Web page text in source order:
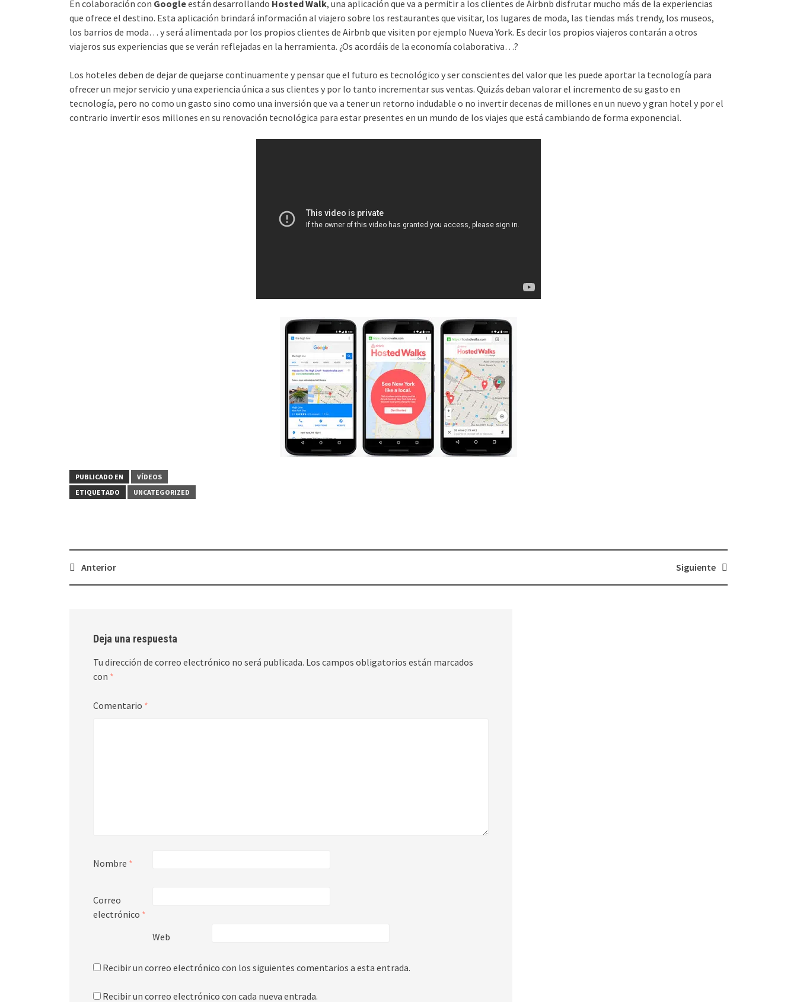
En colaboración con Googleestán desarrollando Hosted Walk, una aplicación que va a permitir a los clientes de Airbnb disfrutar mucho más de la experiencias
que ofrece el destino. Esta aplicación brindará información al viajero sobre los restaurantes que visitar, los lugares de moda, las tiendas más trendy, los museos,
los barrios de moda… y será alimentada por los propios clientes de Airbnb que visiten por ejemplo Nueva York. Es decir los propios viajeros contarán a otros
viajeros sus experiencias que se verán reflejadas en la herramienta. ¿Os acordáis de la economía colaborativa…?
Los hoteles deben de dejar de quejarse continuamente y pensar que el futuro es tecnológico y ser conscientes del valor que les puede aportar la tecnología para
ofrecer un mejor servicio y una experiencia única a sus clientes y por lo tanto incrementar sus ventas. Quizás deban valorar el incremento de su gasto en
tecnología, pero no como un gasto sino como una inversión que va a tener un retorno indudable o no invertir decenas de millones en un nuevo y gran hotel y por el
contrario invertir esos millones en su renovación tecnológica para estar presentes en un mundo de los viajes que está cambiando de forma exponencial.
PUBLICADO EN
VÍDEOS
ETIQUETADO
UNCATEGORIZED
Navegación
de
Anterior Siguiente
Deja una respuesta
Tu dirección de correo electrónico no será publicada. Los campos obligatorios están marcados
con *
Comentario *
Nombre *
Correo
electrónico *
Web
Recibir un correo electrónico con los siguientes comentarios a esta entrada.
Recibir un correo electrónico con cada nueva entrada.